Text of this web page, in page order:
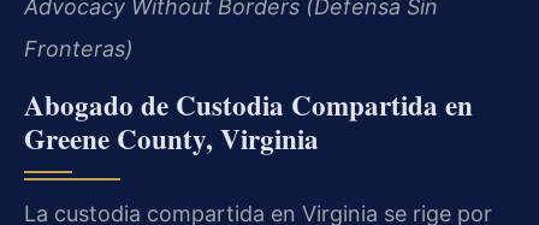
Advocacy Without Borders (Defensa Sin
Fronteras)
Abogado de Custodia Compartida en
Greene County, Virginia
La custodia compartida en Virginia se rige por